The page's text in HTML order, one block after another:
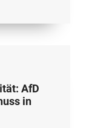
AfD
in